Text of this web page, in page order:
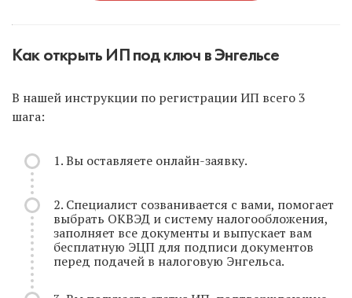
Как открыть ИП под ключ в Энгельсе
В нашей инструкции по регистрации ИП всего 3
шага:
1. Вы оставляете онлайн-заявку.
2. Специалист созванивается с вами, помогает
выбрать ОКВЭД и систему налогообложения,
заполняет все документы и выпускает вам
бесплатную ЭЦП для подписи документов
перед подачей в налоговую Энгельса.